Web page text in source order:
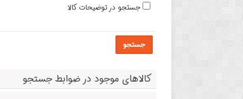
جستجو در توضیحات کالا
جستجو
کالاهای موجود در ضوابط جستجو